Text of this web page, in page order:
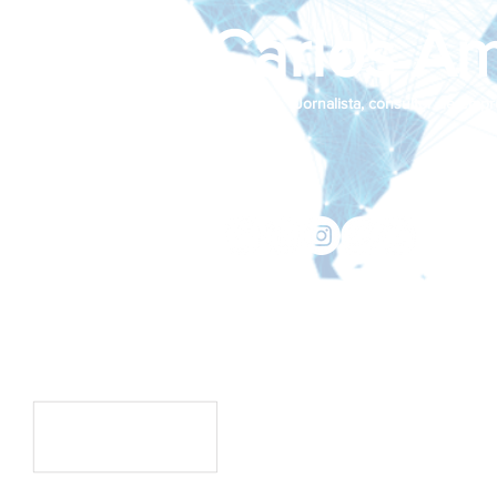
João Carlos
Jornalista, consultor de